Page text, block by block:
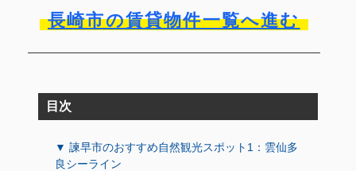
長崎市の賃貸物件一覧へ進む
目次
▼ 諫早市のおすすめ自然観光スポット1：雲仙多
良シーライン